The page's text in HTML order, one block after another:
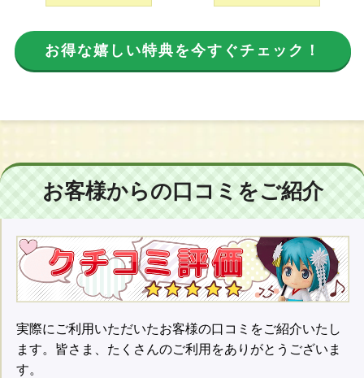
お得な嬉しい特典を今すぐチェック！
お客様からの口コミをご紹介
実際にご利用いただいたお客様の口コミをご紹介いたし
ます。皆さま、たくさんのご利用をありがとうございま
す。